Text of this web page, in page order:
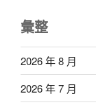
彙整
2026 年 8 月
2026 年 7 月